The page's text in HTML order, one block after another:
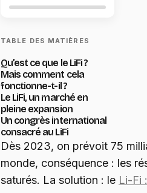
TABLE DES MATIÈRES
Qu’est ce que le LiFi ?
Mais comment cela
fonctionne-t-il ?
Le LiFi, un marché en
pleine expansion
Un congrès international
consacré au LiFi
Dès 2023, on prévoit 75
monde, conséquence : les
saturés. La solution : le Li-Fi